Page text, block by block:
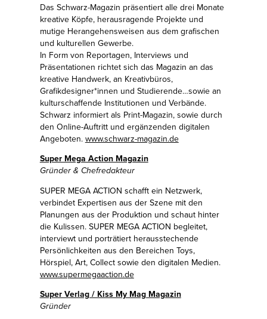
Das Schwarz-Magazin präsentiert alle drei Monate
kreative Köpfe, herausragende Projekte und
mutige Herangehensweisen aus dem grafischen
und kulturellen Gewerbe.
In Form von Reportagen, Interviews und
Präsentationen richtet sich das Magazin an das
kreative Handwerk, an Kreativbüros,
Grafikdesigner*innen und Studierende…sowie an
kulturschaffende Institutionen und Verbände.
Schwarz informiert als Print-Magazin, sowie durch
den Online-Auftritt und ergänzenden digitalen
Angeboten. www.schwarz-magazin.de
Super Mega Action Magazin
Gründer & Chefredakteur
SUPER MEGA ACTION schafft ein Netzwerk,
verbindet Expertisen aus der Szene mit den
Planungen aus der Produktion und schaut hinter
die Kulissen. SUPER MEGA ACTION begleitet,
interviewt und porträtiert herausstechende
Persönlichkeiten aus den Bereichen Toys,
Hörspiel, Art, Collect sowie den digitalen Medien.
www.supermegaaction.de
Super Verlag / Kiss My Mag Magazin
Gründer